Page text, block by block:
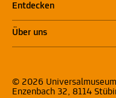
Entdecken
Über uns
© 2026 Universalmuseum
Enzenbach 32, 8114